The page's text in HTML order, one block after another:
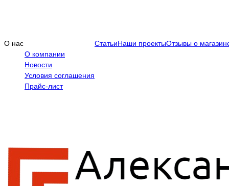
О нас
О компании
Новости
Условия соглашения
Прайс-лист
СтатьиНаши проектыОтзывы о